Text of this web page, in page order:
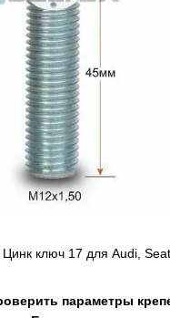
ключ 17 для Audi,
параметры